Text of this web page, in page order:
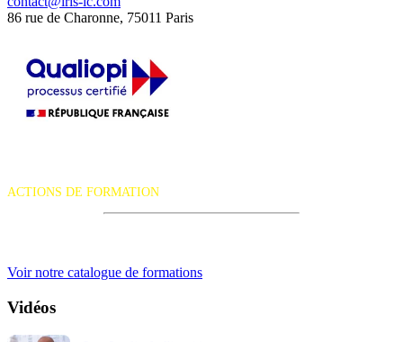
86 rue de Charonne, 75011 Paris
ACTIONS DE FORMATION
Voir notre catalogue de formations
Vidéos